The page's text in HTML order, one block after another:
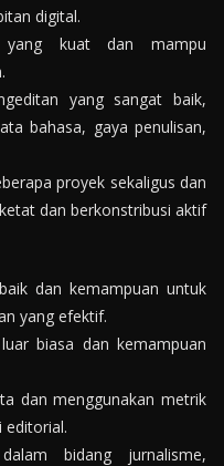
digital.
yang kuat dan mampu
yang sangat baik,
bahasa, gaya penulisan,
proyek sekaligus dan
dan berkonstribusi aktif
dan kemampuan untuk
yang efektif.
biasa dan kemampuan
dan menggunakan metrik
editorial.
bidang jurnalisme,